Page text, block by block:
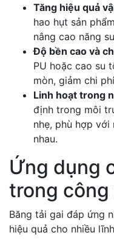
Tăng hiệu quả
hao hụt sản
nâng cao năng
Độ bền cao và
PU hoặc cao su
mòn, giảm chi
Linh hoạt trong
định trong môi
nhẹ, phù hợp với
nhau.
Ứng dụng
trong
Băng tải gai đáp ứng
hiệu quả cho nhiều